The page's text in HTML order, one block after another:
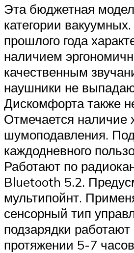
Эта бюджетная
категории
прошлого года
наличием
качественным
наушники не
Дискомфорта также
Отмечается наличие
шумоподавления.
каждодневного
Работают по
Bluetooth 5.2.
мультипойнт.
сенсорный тип
подзарядки работают
протяжении 5-7